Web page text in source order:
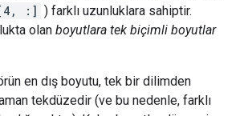
:] ) farklı uzunluklara sahiptir.
olan boyutlara tek biçimli boyutlar
en dış boyutu, tek bir dilimden
tekdüzedir (ve bu nedenle, farklı